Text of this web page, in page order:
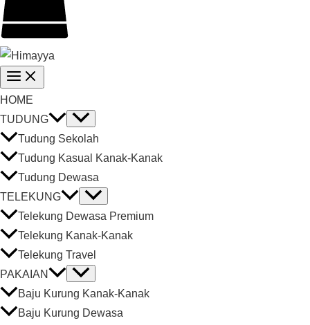
HOME
TUDUNG
Tudung Sekolah
Tudung Kasual Kanak-Kanak
Tudung Dewasa
TELEKUNG
Telekung Dewasa Premium
Telekung Kanak-Kanak
Telekung Travel
PAKAIAN
Baju Kurung Kanak-Kanak
Baju Kurung Dewasa